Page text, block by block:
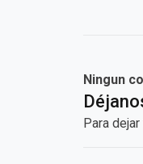
Ningun
Para